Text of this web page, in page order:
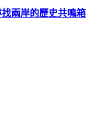
兩岸的歷史共鳴箱